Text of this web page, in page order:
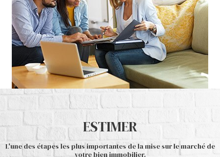
ESTIMER
L'une des étapes les plus importantes de la mise sur le marché de
votre bien immobilier.